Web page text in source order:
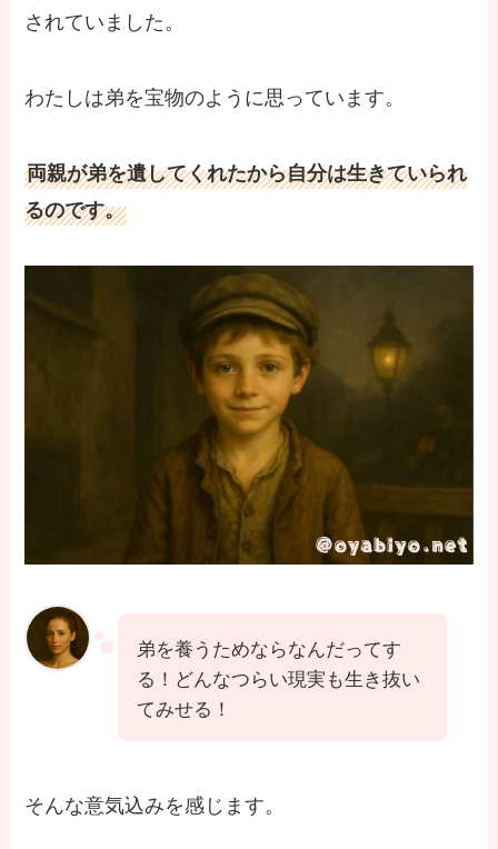
されていました。
わたしは弟を宝物のように思っています。
両親が弟を遺してくれたから自分は生きていられ
るのです。
弟を養うためならなんだってす
る！どんなつらい現実も生き抜い
てみせる！
そんな意気込みを感じます。